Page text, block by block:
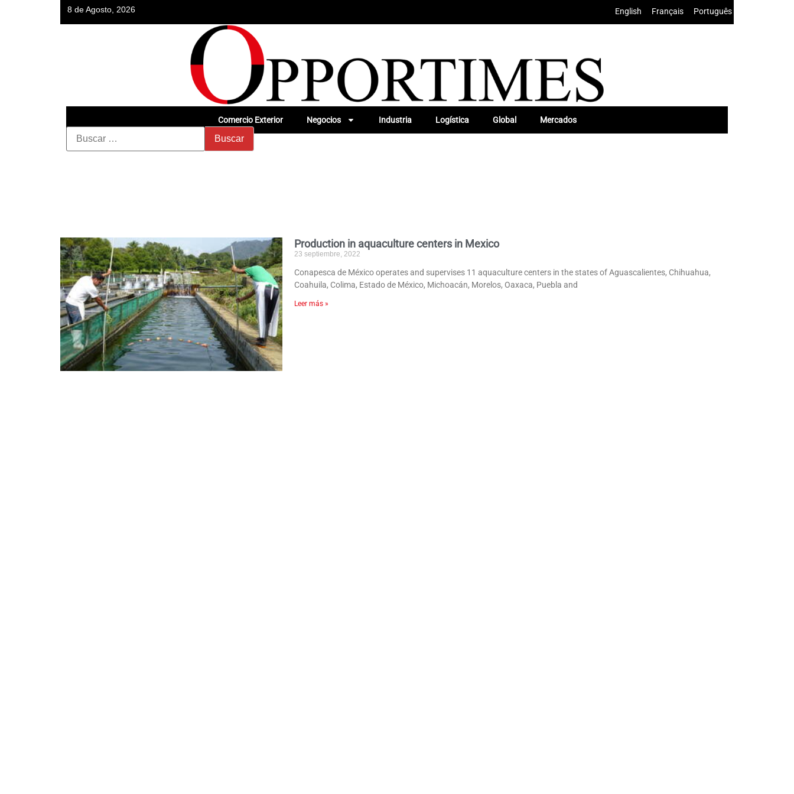
8 de Agosto, 2026 English Français Português
Comercio Exterior Negocios Industria Logística Global Mercados
Production in aquaculture centers in Mexico
23 septiembre, 2022
Conapesca de México operates and supervises 11 aquaculture centers in the states of Aguascalientes, Chihuahua,
Coahuila, Colima, Estado de México, Michoacán, Morelos, Oaxaca, Puebla and
Leer más »